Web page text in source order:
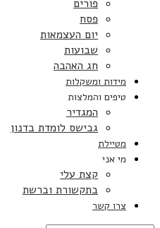
פורים
פסח
יום העצמאות
שבועות
חג האהבה
מידות ומשקלות
טיפים והמלצות
המגדיר
גבישס לומדת בדנון
מטיילת
מי אני
קצת עלי
בתקשורת וברשת
צרו קשר